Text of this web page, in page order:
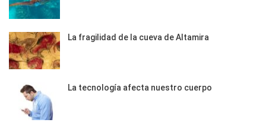
La fragilidad de la cueva de Altamira
La tecnología afecta nuestro cuerpo